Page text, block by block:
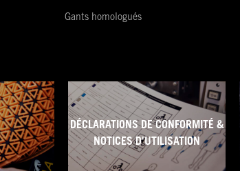
Gants homologués
DÉCLARATIONS DE CONFORMITÉ &
NOTICES D'UTILISATION